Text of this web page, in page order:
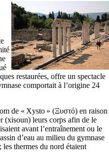
restaurées, offre un spectacle
comportait à l’origine 24
de « Xysto » (Ξυστό) en raison
(xisoun) leurs corps afin de le
avant l’entraînement ou le
d’eau au milieu du gymnase
les thermes du nord étaient